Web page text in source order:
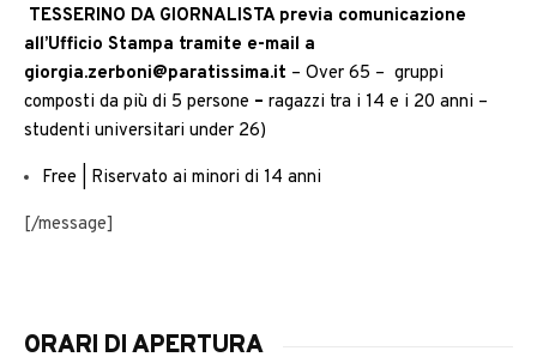
TESSERINO DA GIORNALISTA previa comunicazione
all’Ufficio Stampa tramite e-mail a
giorgia.zerboni@paratissima.it – Over 65 – gruppi
composti da più di 5 persone – ragazzi tra i 14 e i 20 anni –
studenti universitari under 26)
Free | Riservato ai minori di 14 anni
[/message]
ORARI DI APERTURA